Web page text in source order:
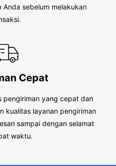
Anda sebelum melakukan
Cepat
pengiriman yang cepat dan
kualitas layanan pengiriman
sampai dengan selamat
waktu.